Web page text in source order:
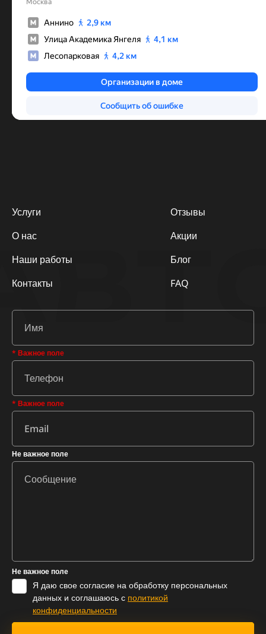
Услуги
О нас
Наши работы
Контакты
Отзывы
Акции
Блог
FAQ
* Важное поле
* Важное поле
Не важное поле
Не важное поле
Я даю свое согласие на обработку персональных
данных и соглашаюсь с политикой
конфиденциальности